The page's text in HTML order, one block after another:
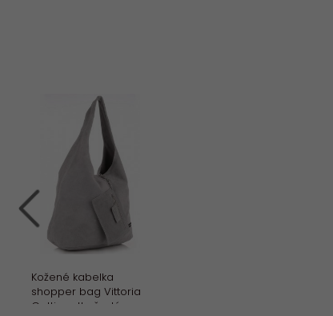
Kožené kabelka
shopper bag Vittoria
Gotti svetlo šedá